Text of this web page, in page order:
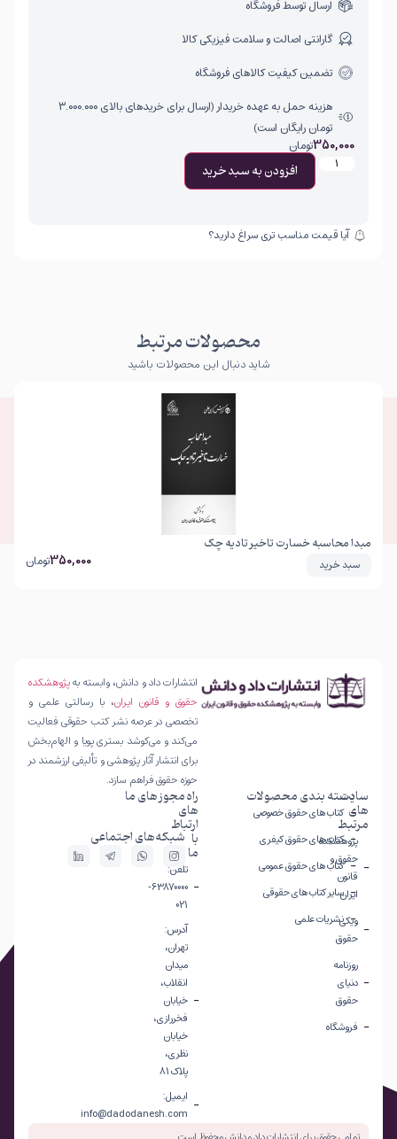
ارسال توسط فروشگاه
گارانتی اصالت و سلامت فیزیکی کالا
تضمین کیفیت کالاهای فروشگاه
هزینه حمل به عهده خریدار (ارسال برای خریدهای بالای ۳.۰۰۰.۰۰۰
تومان رایگان است)
350,000تومان
افزودن به سبد خرید
آیا قیمت مناسب تری سراغ دارید؟
محصولات مرتبط
شاید دنبال این محصولات باشید
مبدا محاسبه خسارت تاخیر تادیه چک
سبد خرید 350,000تومان
انتشارات داد و دانش، وابسته بهپژوهشکده
حقوق و قانون ایران، با رسالتی علمی و
تخصصی در عرصه نشر کتب حقوقی فعالیت
می‌کند و می‌کوشد بستری پویا و الهام‌بخش
برای انتشار آثار پژوهشی و تألیفی ارزشمند در
حوزه حقوق فراهم سازد.
سایت
های
مرتبط
پژوهشکده
حقوق و
قانون
ایران
ویکی
حقوق
روزنامه
دنیای
حقوق
فروشگاه
دسته بندی محصولات
کتاب های حقوق خصوصی
کتاب های حقوق کیفری
کتاب های حقوق عمومی
سایر کتاب های حقوقی
نشریات علمی
راه
های
ارتباط
با
ما
تلفن:
63870000-
021
آدرس:
تهران،
میدان
انقلاب،
خیابان
فخررازی،
خیابان
نظری،
پلاک 81
ایمیل:
info@dadodanesh.com
مجوز های ما
شبکه‌های اجتماعی